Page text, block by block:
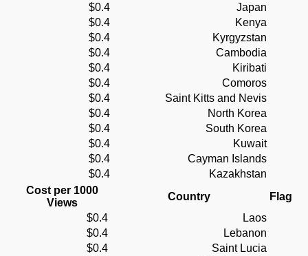
Japan
$0.4
Kenya
$0.4
Kyrgyzstan
$0.4
Cambodia
$0.4
Kiribati
$0.4
Comoros
$0.4
Saint Kitts and Nevis
$0.4
North Korea
$0.4
South Korea
$0.4
Kuwait
$0.4
Cayman Islands
$0.4
Kazakhstan
$0.4
Flag
Country
Cost per 1000
Views
Laos
$0.4
Lebanon
$0.4
Saint Lucia
$0.4